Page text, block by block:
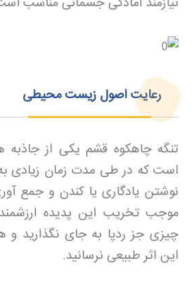
رعایت اصول زیست‌ محیطی
تنگه چاهکوه قشم یکی از جاذبه‌
است که در طی مدت زمان زیادی
نوشتن یادگاری یا کندن و جمع‌
موجب تخریب این پدیده
چیزی جز ردپا به جای نگذارید و
این اثر طبیعی نرسانید.